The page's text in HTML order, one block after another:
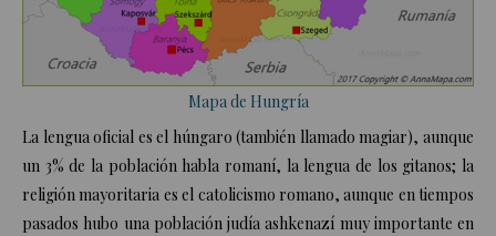
Mapa de Hungría
La lengua oficial es el húngaro (también llamado magiar), aunque
un 3% de la población habla romaní, la lengua de los gitanos; la
religión mayoritaria es el catolicismo romano, aunque en tiempos
pasados hubo una población judía ashkenazí muy importante en